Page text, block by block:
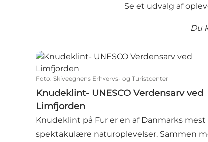
Se et udvalg af
Du
Knudeklint- UNESCO Verdensarv ved
Foto: Skiveegnens Erhvervs- og Turistcenter
Knudeklint- UNESCO Verdensarv ved
Limfjorden
Knudeklint på Fur er en af Danmarks mest
spektakulære naturoplevelser. Sammen